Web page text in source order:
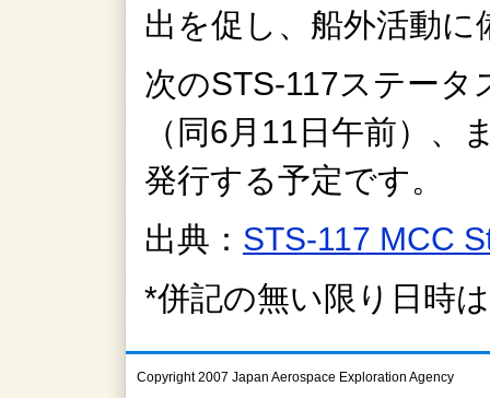
出を促し、船外活動に
次のSTS-117ステータ
（同6月11日午前）
発行する予定です。
出典： STS-117 MCC
*併記の無い限り日時
Copyright 2007 Japan Aerospace Exploration Agency